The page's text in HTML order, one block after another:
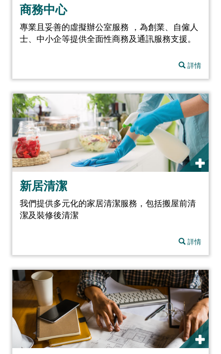
商務中心
專業且妥善的虛擬辦公室服務 ，為創業、自僱人
士、中小企等提供全面性商務及通訊服務支援。
詳情
新居清潔
我們提供多元化的家居清潔服務，包括搬屋前清
潔及裝修後清潔
詳情